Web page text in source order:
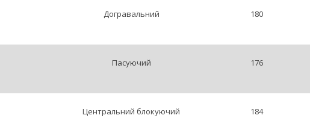
Догравальний 180
Пасуючий 176
Центральний блокуючий 184